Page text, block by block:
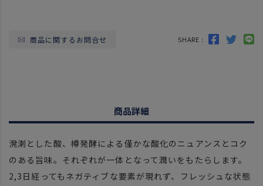
商品に関するお問合せ SHARE :
商品詳細
溌溂とした酸、樽発酵による僅かな酸化のニュアンスとコク
のある旨味。それぞれが一体となって潤いをもたらします。
2,3日経ってもネガティブな要素が現れず、フレッシュな状態